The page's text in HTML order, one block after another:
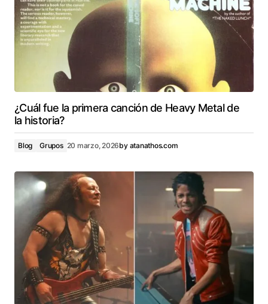
¿Cuál fue la primera canción de Heavy Metal de
la historia?
Blog Grupos 20 marzo, 2026by atanathos.com